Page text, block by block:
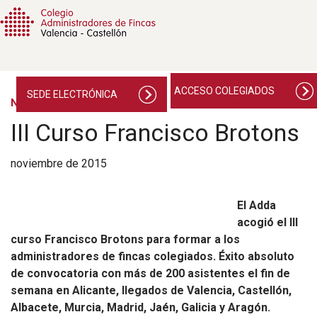
ACCESO COLEGIADOS
SEDE ELECTRÓNICA
NOTICIAS
III Curso Francisco Brotons
noviembre de 2015
El Adda
acogió el III
curso Francisco Brotons para formar a los
administradores de fincas colegiados. Éxito absoluto
de convocatoria con más de 200 asistentes el fin de
semana en Alicante, llegados de Valencia, Castellón,
Albacete, Murcia, Madrid, Jaén, Galicia y Aragón.